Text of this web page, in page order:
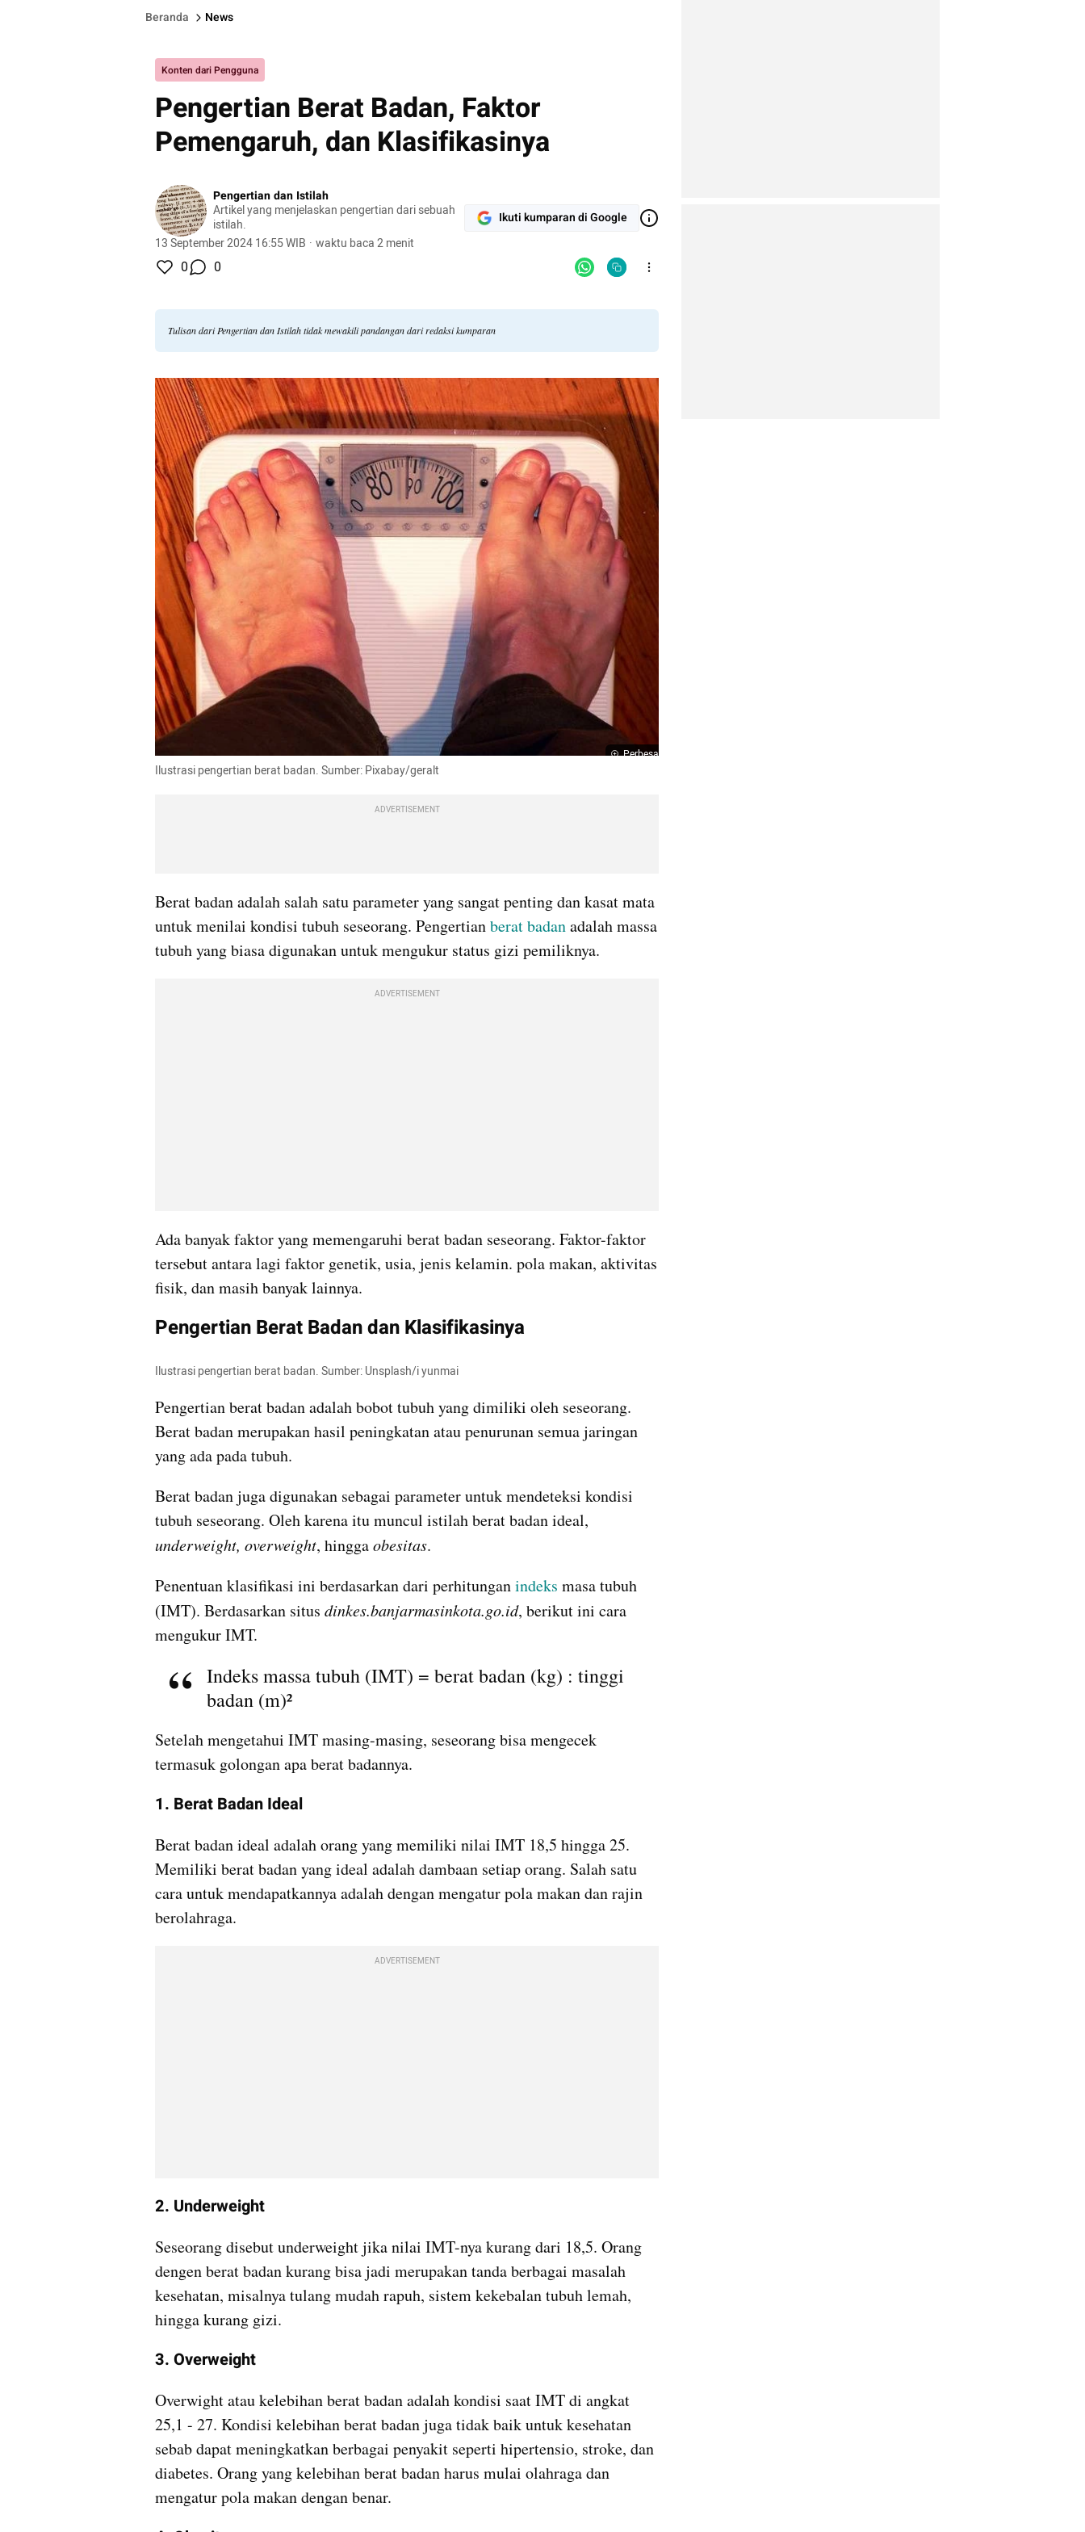
Beranda News
Konten dari Pengguna
Pengertian Berat Badan, Faktor
Pemengaruh, dan Klasifikasinya
Pengertian dan Istilah
Artikel yang menjelaskan pengertian dari sebuah
istilah.
13 September 2024 16:55 WIB · waktu baca 2 menit
Ikuti kumparan di Google
0 0
Tulisan dari Pengertian dan Istilah tidak mewakili pandangan dari redaksi kumparan
Perbesar
Ilustrasi pengertian berat badan. Sumber: Pixabay/geralt
ADVERTISEMENT
Berat badan adalah salah satu parameter yang sangat penting dan kasat mata
untuk menilai kondisi tubuh seseorang. Pengertian berat badan adalah massa
tubuh yang biasa digunakan untuk mengukur status gizi pemiliknya.
ADVERTISEMENT
Ada banyak faktor yang memengaruhi berat badan seseorang. Faktor-faktor
tersebut antara lagi faktor genetik, usia, jenis kelamin. pola makan, aktivitas
fisik, dan masih banyak lainnya.
Pengertian Berat Badan dan Klasifikasinya
Ilustrasi pengertian berat badan. Sumber: Unsplash/i yunmai
Pengertian berat badan adalah bobot tubuh yang dimiliki oleh seseorang.
Berat badan merupakan hasil peningkatan atau penurunan semua jaringan
yang ada pada tubuh.
Berat badan juga digunakan sebagai parameter untuk mendeteksi kondisi
underweight, overweight, hingga obesitas.
Penentuan klasifikasi ini berdasarkan dari perhitungan indeks masa tubuh
(IMT). Berdasarkan situs dinkes.banjarmasinkota.go.id, berikut ini cara
mengukur IMT.
Indeks massa tubuh (IMT) = berat badan (kg) : tinggi
badan (m)²
Setelah mengetahui IMT masing-masing, seseorang bisa mengecek
termasuk golongan apa berat badannya.
1. Berat Badan Ideal
Berat badan ideal adalah orang yang memiliki nilai IMT 18,5 hingga 25.
Memiliki berat badan yang ideal adalah dambaan setiap orang. Salah satu
cara untuk mendapatkannya adalah dengan mengatur pola makan dan rajin
berolahraga.
ADVERTISEMENT
2. Underweight
Seseorang disebut underweight jika nilai IMT-nya kurang dari 18,5. Orang
dengen berat badan kurang bisa jadi merupakan tanda berbagai masalah
kesehatan, misalnya tulang mudah rapuh, sistem kekebalan tubuh lemah,
hingga kurang gizi.
3. Overweight
Overwight atau kelebihan berat badan adalah kondisi saat IMT di angkat
25,1 - 27. Kondisi kelebihan berat badan juga tidak baik untuk kesehatan
sebab dapat meningkatkan berbagai penyakit seperti hipertensio, stroke, dan
diabetes. Orang yang kelebihan berat badan harus mulai olahraga dan
mengatur pola makan dengan benar.